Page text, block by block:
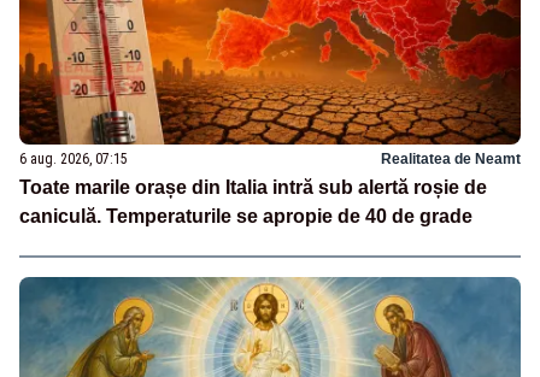
6 aug. 2026, 07:15 Realitatea de Neamt
Toate marile orașe din Italia intră sub alertă roșie de
caniculă. Temperaturile se apropie de 40 de grade